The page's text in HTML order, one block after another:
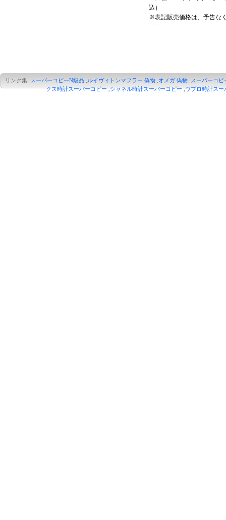
込）
※表記販売価格は、予告な
リンク集: スーパーコピーN級品 ルイヴィトンマフラー 偽物 オメガ 偽物 スーパーコピ
クス時計スーパーコピー,シャネル時計スーパーコピー,ウブロ時計スー